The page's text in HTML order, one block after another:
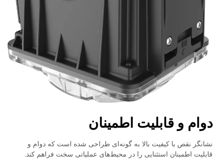
دوام و قابلیت اطمینان
نشانگر نقص با کیفیت بالا به گونه‌ای طراحی شده است که دوام و
قابلیت اطمینان استثنایی را در محیط‌های عملیاتی سخت فراهم کند.